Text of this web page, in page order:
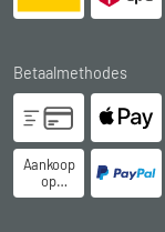
Betaalmethodes
Aankoop
op
rekening